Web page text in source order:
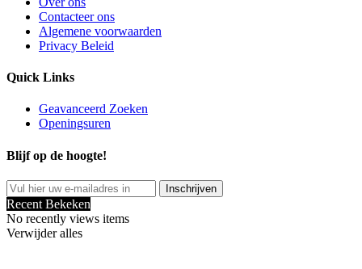
Contacteer ons
Algemene voorwaarden
Privacy Beleid
Quick Links
Geavanceerd Zoeken
Openingsuren
Blijf op de hoogte!
Inschrijven
Recent Bekeken
No recently views items
Verwijder alles